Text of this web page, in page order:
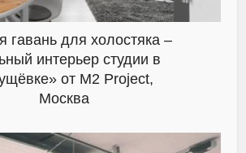
гавань для холостяка –
интерьер студии в
от M2 Project,
Москва